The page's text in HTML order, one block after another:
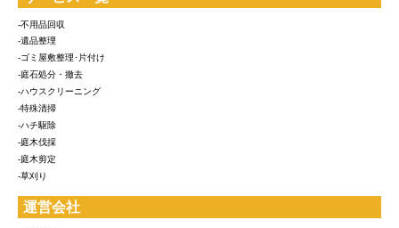
-不用品回収
-遺品整理
-ゴミ屋敷整理･片付け
-庭石処分・撤去
-ハウスクリーニング
-特殊清掃
-ハチ駆除
-庭木伐採
-庭木剪定
-草刈り
運営会社